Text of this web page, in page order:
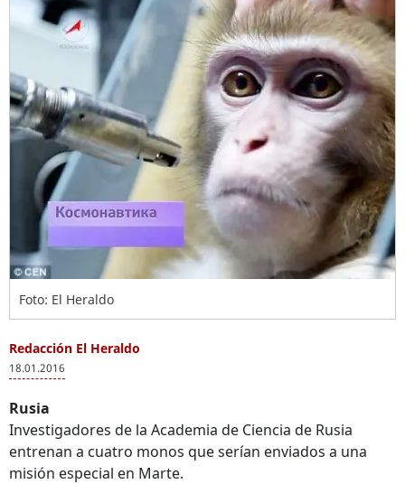
Foto: El Heraldo
Redacción El Heraldo
18.01.2016
Rusia
Investigadores de la Academia de Ciencia de Rusia
entrenan a cuatro monos que serían enviados a una
misión especial en Marte.